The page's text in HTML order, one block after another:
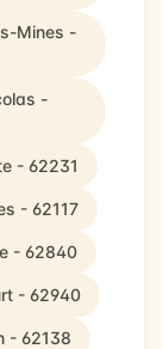
Mines -
-
- 62231
- 62117
- 62840
- 62940
- 62138